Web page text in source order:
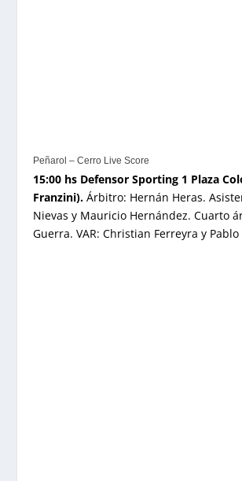
Peñarol – Cerro Live Score
15:00 hs Defensor Sporting 1 Plaza
Franzini).Árbitro: Hernán Heras.
Nievas y Mauricio Hernández. Cuarto
Guerra. VAR: Christian Ferreyra y